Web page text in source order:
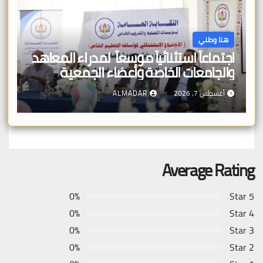
هنا وطني
اجتماعاً استثنائياً موسعاً لمدراء المعاهد
والجامعات الخاصة وأعضاء الجمعية
العمومية للنقابة العامة لمؤسسات
التعليم والتدريب الخاص في ليبيا
أغسطس 7, 2026 ALMADAR
Average Rating
5 Star
0%
4 Star
0%
3 Star
0%
2 Star
0%